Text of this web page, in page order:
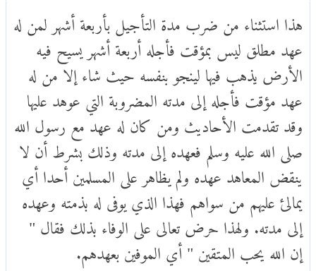
هذا استثناء من ضرب مدة التأجيل بأربعة أشهر لمن له
عهد مطلق ليس بمؤقت فأجله أربعة أشهر يسيح فيه
الأرض يذهب فيها لينجو بنفسه حيث شاء إلا من له
عهد مؤقت فأجله إلى مدته المضروبة التي عوهد عليها
وقد تقدمت الأحاديث ومن كان له عهد مع رسول الله
صلى الله عليه وسلم فعهده إلى مدته وذلك بشرط أن لا
ينقض المعاهد عهده ولم يظاهر على المسلمين أحدا أي
يمالئ عليهم من سواهم فهذا الذي يوفى له بذمته وعهده
إلى مدته. ولهذا حرض تعالى على الوفاء بذلك فقال "
إن الله يحب المتقين " أي الموفين بعهدهم.